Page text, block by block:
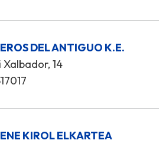
DEL ANTIGUO K.E.
14
KIROL ELKARTEA